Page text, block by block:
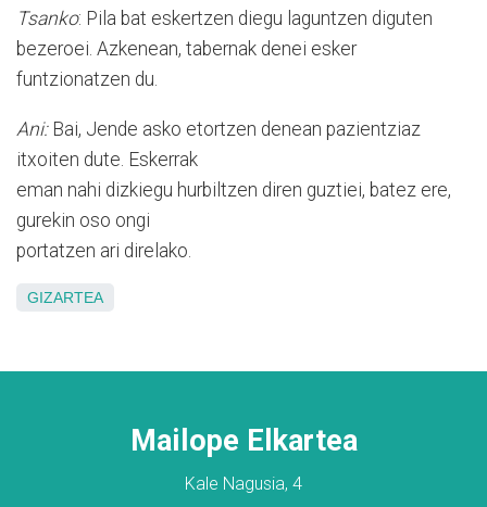
Tsanko: Pila bat eskertzen diegu laguntzen diguten
bezeroei. Azkenean, tabernak denei esker
funtzionatzen du.
Ani:Bai, Jende asko etortzen denean pazientziaz
itxoiten dute. Eskerrak
eman nahi dizkiegu hurbiltzen diren guztiei, batez ere,
gurekin oso ongi
portatzen ari direlako.
GIZARTEA
Mailope Elkartea
Kale Nagusia, 4